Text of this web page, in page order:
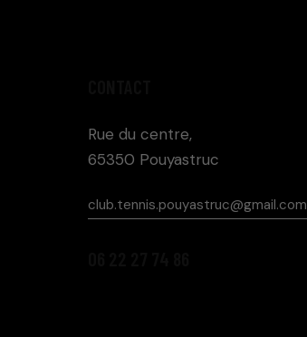
Rue du centre,
65350 Pouyastruc
club.tennis.pouyastruc@gmail.com